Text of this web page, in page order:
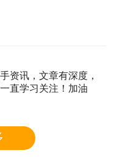
资讯，文章有深度，
直学习关注！加油